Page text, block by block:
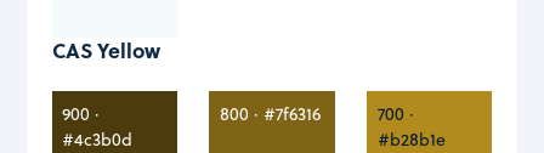
CAS Yellow
900 ·
#4c3b0d
800 · #7f6316
700 ·
#b28b1e